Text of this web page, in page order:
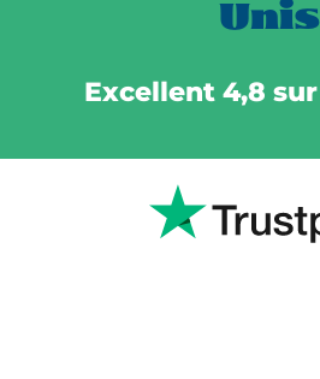
Unis
Excellent 4,8 sur